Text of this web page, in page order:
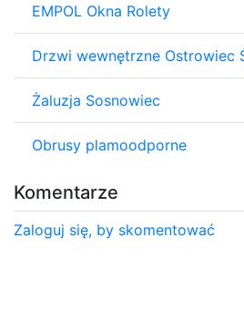
EMPOL Okna Rolety
Drzwi wewnętrzne Ostrowiec
Żaluzja Sosnowiec
Obrusy plamoodporne
Komentarze
Zaloguj się, by skomentować